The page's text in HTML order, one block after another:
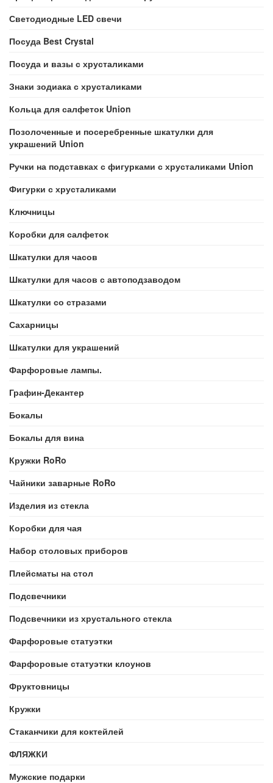
Светодиодные LED свечи
Посуда Best Crystal
Посуда и вазы с хрусталиками
Знаки зодиака с хрусталиками
Кольца для салфеток Union
Позолоченные и посеребренные шкатулки для
украшений Union
Ручки на подставках с фигурками с хрусталиками Union
Фигурки с хрусталиками
Ключницы
Коробки для салфеток
Шкатулки для часов
Шкатулки для часов с автоподзаводом
Шкатулки со стразами
Сахарницы
Шкатулки для украшений
Фарфоровые лампы.
Графин-Декантер
Бокалы
Бокалы для вина
Кружки RoRo
Чайники заварные RoRo
Изделия из стекла
Коробки для чая
Набор столовых приборов
Плейсматы на стол
Подсвечники
Подсвечники из хрустального стекла
Фарфоровые статуэтки
Фарфоровые статуэтки клоунов
Фруктовницы
Кружки
Стаканчики для коктейлей
ФЛЯЖКИ
Мужские подарки